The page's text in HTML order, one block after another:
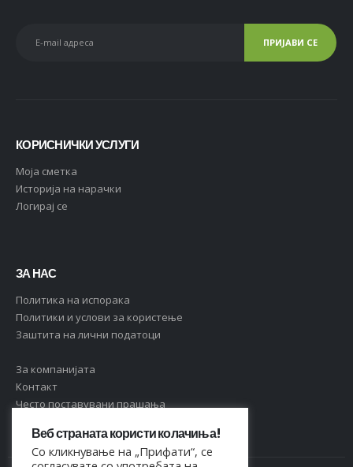
КОРИСНИЧКИ УСЛУГИ
Moja сметка
Историја на нарачки
Логирај се
ЗА НАС
Политика на испорака
Политики и услови за користење
Заштита на лични податоци
За компанијата
Контакт
Често поставувани прашања
Веб страната користи колачиња!
Со кликнување на „Прифати“, се